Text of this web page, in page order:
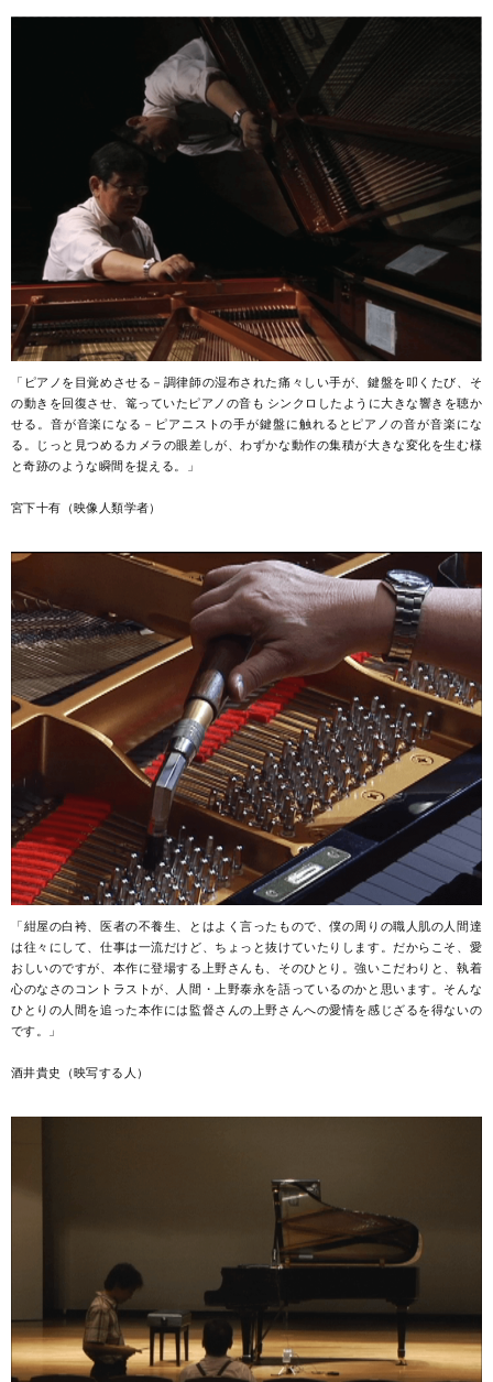
「ピアノを目覚めさせる－調律師の湿布された痛々しい手が、鍵盤を叩くたび、そ
の動きを回復させ、篭っていたピアノの音も シンクロしたように大きな響きを聴か
せる。音が音楽になる－ピアニストの手が鍵盤に触れるとピアノの音が音楽にな
る。じっと見つめるカメラの眼差しが、わずかな動作の集積が大きな変化を生む様
と奇跡のような瞬間を捉える。」
宮下十有（映像人類学者）
「紺屋の白袴、医者の不養生、とはよく言ったもので、僕の周りの職人肌の人間達
は往々にして、仕事は一流だけど、ちょっと抜けていたりします。だからこそ、愛
おしいのですが、本作に登場する上野さんも、そのひとり。強いこだわりと、執着
心のなさのコントラストが、人間・上野泰永を語っているのかと思います。そんな
ひとりの人間を追った本作には監督さんの上野さんへの愛情を感じざるを得ないの
です。」
酒井貴史（映写する人）